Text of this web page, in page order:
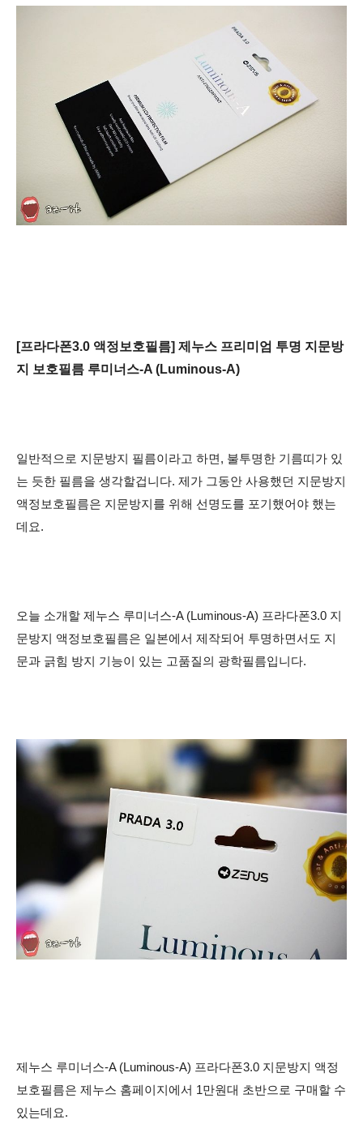
[프라다폰3.0 액정보호필름] 제누스 프리미엄 투명 지문방
지 보호필름 루미너스-A (Luminous-A)
일반적으로 지문방지 필름이라고 하면, 불투명한 기름띠가 있
는 듯한 필름을 생각할겁니다. 제가 그동안 사용했던 지문방지
액정보호필름은 지문방지를 위해 선명도를 포기했어야 했는
데요.
오늘 소개할 제누스 루미너스-A (Luminous-A) 프라다폰3.0 지
문방지 액정보호필름은 일본에서 제작되어 투명하면서도 지
문과 긁힘 방지 기능이 있는 고품질의 광학필름입니다.
제누스 루미너스-A (Luminous-A) 프라다폰3.0 지문방지 액정
보호필름은 제누스 홈페이지에서 1만원대 초반으로 구매할 수
있는데요.